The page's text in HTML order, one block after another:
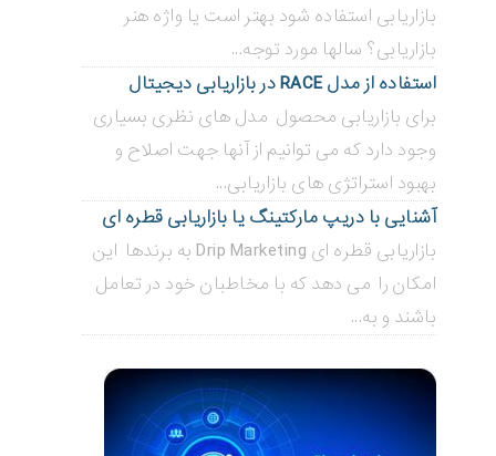
بازاریابی استفاده شود بهتر است یا واژه هنر
بازاریابی؟ سالها مورد توجه...
استفاده از مدل RACE در بازاریابی دیجیتال
برای بازاریابی محصول مدل های نظری بسیاری
وجود دارد که می توانیم از آنها جهت اصلاح و
بهبود استراتژی های بازاریابی...
آشنایی با دریپ مارکتینگ یا بازاریابی قطره ای
بازاریابی قطره ای Drip Marketing به برندها این
امکان را می دهد که با مخاطبان خود در تعامل
باشند و به...